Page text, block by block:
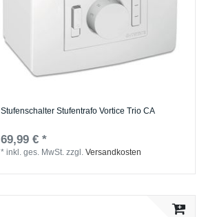
Stufenschalter Stufentrafo Vortice Trio CA
69,99 € *
*inkl. ges. MwSt. zzgl.Versandkosten